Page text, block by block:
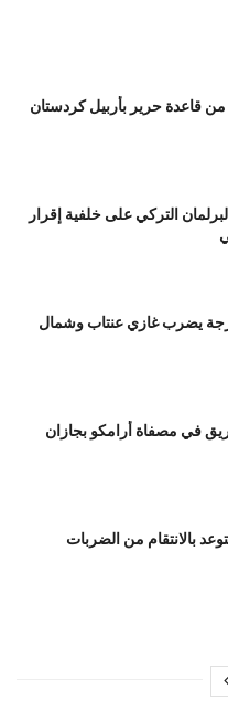
من قاعدة حرير بأربيل كردستان
التركي على خلفية إقرار
زلزال بقوة 4.5 درجة يضرب غازي عنتاب وشمال
في مصفاة أرامكو بجازان
بالانتقام من الضربات